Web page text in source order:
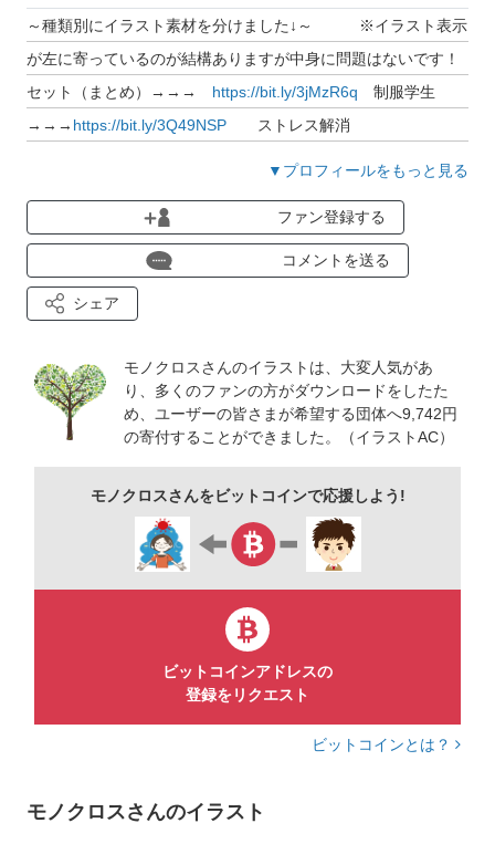
～種類別にイラスト素材を分けました↓～ ※イラスト表示
が左に寄っているのが結構ありますが中身に問題はないです！
セット（まとめ）→→→ https://bit.ly/3jMzR6q 制服学生
→→→ https://bit.ly/3Q49NSP ストレス解消
https://bit.ly/3l0yUba
作業着人物
https://bit.ly/3SGF0hq
スマホ＆人物 →→→
→→→https://bit.ly/3zJnYoJ
クリスマス→→→https://bit.ly/3d2fNul感染症対策系
→→→
https://bit.ly/3rXD2Lm夏イラスト
はじめまして！
皆さまに使っていただけるようなイラストをのんびり楽しみな
がら描いていこうと思っています。
～現在のイラスト状況（多めにあるジャンル）
〇学生イラスト（今後もストックが溜まり次第ちょくちょくア
ップしていく予定です）
〇スーツ系のイラスト（ポーズやしぐさ）
テニス、サッカーなどがあります）
▼プロフィールをもっと見る
ファン登録する
コメントを送る
シェア
モノクロスさんのイラストは、大変人気があ
り、多くのファンの方がダウンロードをしたた
め、ユーザーの皆さまが希望する団体へ9,742円
の寄付することができました。（イラストAC）
モノクロスさんをビットコインで応援しよう!
ビットコインアドレスの
登録をリクエスト
ビットコインとは？
モノクロスさんのイラスト